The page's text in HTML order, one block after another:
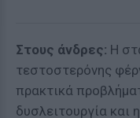
Στους άνδρες: Η
τεστοστερόνης
πρακτικά
δυσλειτουργία και